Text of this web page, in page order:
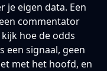
je eigen data. Een
commentator
hoe de odds
een signaal, geen
met het hoofd, en